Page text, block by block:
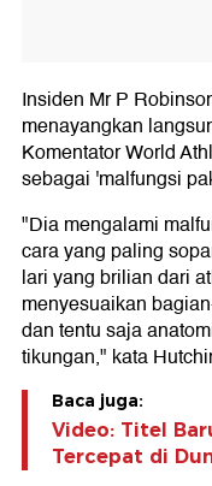
Insiden Mr P
menayangkan
Komentator World
sebagai 'malfungsi
"Dia mengalami
cara yang paling
lari yang brilian dari
menyesuaikan
dan tentu saja
tikungan," kata
Baca juga:
Video: Titel
Tercepat di